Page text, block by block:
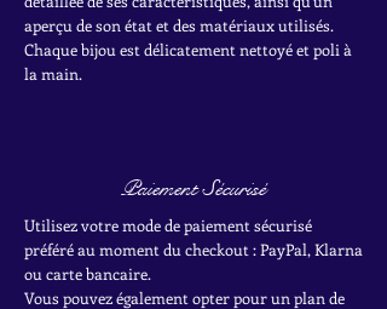
aperçu de son état et des matériaux utilisés.
Chaque bijou est délicatement nettoyé et poli à
la main.
Paiement Sécurisé
Utilisez votre mode de paiement sécurisé
préféré au moment du checkout : PayPal, Klarna
ou carte bancaire.
Vous pouvez également opter pour un plan de